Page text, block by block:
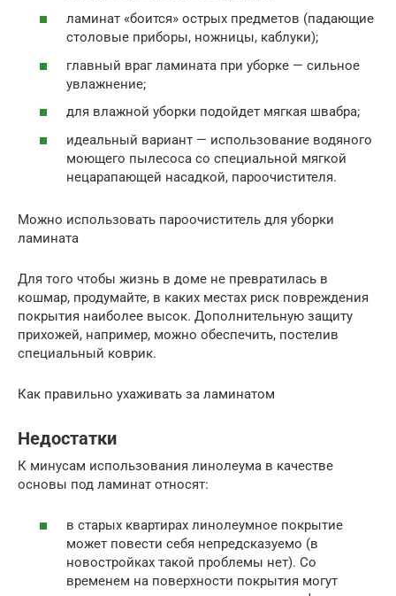
ламинат «боится» острых предметов (падающие
столовые приборы, ножницы, каблуки);
главный враг ламината при уборке — сильное
увлажнение;
для влажной уборки подойдет мягкая швабра;
идеальный вариант — использование водяного
моющего пылесоса со специальной мягкой
нецарапающей насадкой, пароочистителя.
Можно использовать пароочиститель для уборки
ламината
Для того чтобы жизнь в доме не превратилась в
кошмар, продумайте, в каких местах риск повреждения
покрытия наиболее высок. Дополнительную защиту
прихожей, например, можно обеспечить, постелив
специальный коврик.
Как правильно ухаживать за ламинатом
Недостатки
К минусам использования линолеума в качестве
основы под ламинат относят:
в старых квартирах линолеумное покрытие
может повести себя непредсказуемо (в
новостройках такой проблемы нет). Со
временем на поверхности покрытия могут